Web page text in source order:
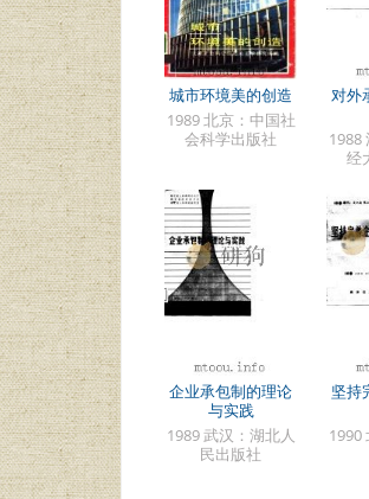
城市环境美的创造
1989 北京：中国社
会科学出版社
对外
1988
经
企业承包制的理论
与实践
1989 武汉：湖北人
民出版社
坚持
1990